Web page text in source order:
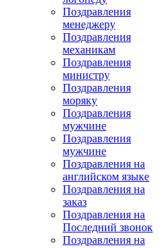
Поздравления
менеджеру
Поздравления
механикам
Поздравления
министру
Поздравления
моряку
Поздравления
мужчине
Поздравления
мужчине
Поздравления на
английском языке
Поздравления на
заказ
Поздравления на
Последний звонок
Поздравления на